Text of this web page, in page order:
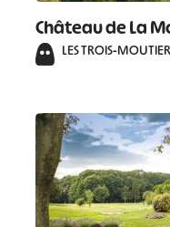
Château de La
LES TROIS-